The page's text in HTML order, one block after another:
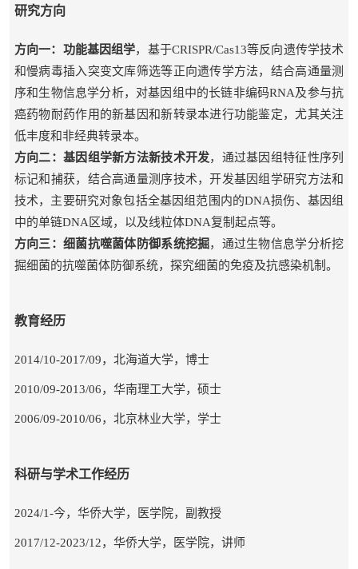
研究方向
方向一：功能基因组学，基于CRISPR/Cas13等反向遗传学技术
和慢病毒插入突变文库筛选等正向遗传学方法，结合高通量测
序和生物信息学分析，对基因组中的长链非编码RNA及参与抗
癌药物耐药作用的新基因和新转录本进行功能鉴定，尤其关注
低丰度和非经典转录本。
方向二：基因组学新方法新技术开发，通过基因组特征性序列
标记和捕获，结合高通量测序技术，开发基因组学研究方法和
技术，主要研究对象包括全基因组范围内的DNA损伤、基因组
中的单链DNA 区域，以及线粒体DNA复制起点等。
方向三：细菌抗噬菌体防御系统挖掘，通过生物信息学分析挖
掘细菌的抗噬菌体防御系统，探究细菌的免疫及抗感染机制。
教育经历
2014/10-2017/09，北海道大学，博士
2010/09-2013/06，华南理工大学，硕士
2006/09-2010/06，北京林业大学，学士
科研与学术工作经历
2024/1-今，华侨大学，医学院，副教授
2017/12-2023/12，华侨大学，医学院，讲师